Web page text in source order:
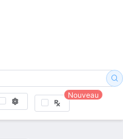
Nouveau